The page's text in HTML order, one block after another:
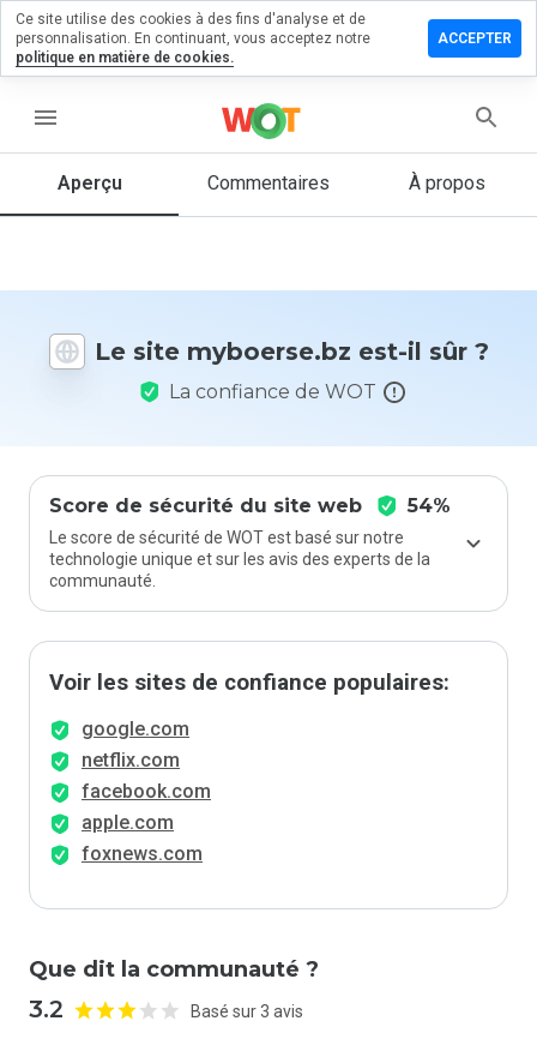
menu
Aperçu Commentaires À propos
Le site myboerse.bz est-il sûr ?
La confiance de WOT
Score de sécurité du site web 54%
Le score de sécurité de WOT est basé sur notre
technologie unique et sur les avis des experts de la
communauté.
Voir les sites de confiance populaires:
google.com
netflix.com
facebook.com
apple.com
foxnews.com
Que dit la communauté ?
3.2 Basé sur 3 avis
un
1 et 5
vous à ce
site ?
Ce site utilise des cookies à des fins d'analyse et de
personnalisation. En continuant, vous acceptez notre
politique en matière de cookies.
ACCEPTER